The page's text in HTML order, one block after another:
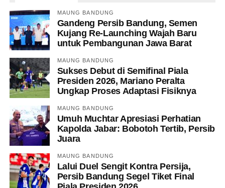
MAUNG BANDUNG
Gandeng Persib Bandung, Semen
Kujang Re-Launching Wajah Baru
untuk Pembangunan Jawa Barat
MAUNG BANDUNG
Sukses Debut di Semifinal Piala
Presiden 2026, Mariano Peralta
Ungkap Proses Adaptasi Fisiknya
MAUNG BANDUNG
Umuh Muchtar Apresiasi Perhatian
Kapolda Jabar: Bobotoh Tertib, Persib
Juara
MAUNG BANDUNG
Lalui Duel Sengit Kontra Persija,
Persib Bandung Segel Tiket Final